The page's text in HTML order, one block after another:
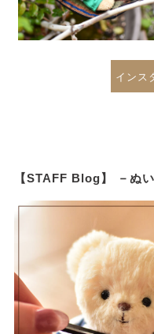
インス
【STAFF Blog】 －ぬ